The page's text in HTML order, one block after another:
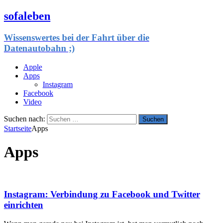
sofaleben
Wissenswertes bei der Fahrt über die
Datenautobahn ;)
Apple
Apps
Instagram
Facebook
Video
Suchen nach:
StartseiteApps
Apps
Instagram: Verbindung zu Facebook und Twitter
einrichten